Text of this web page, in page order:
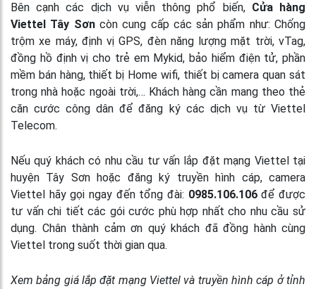
Bên cạnh các dịch vụ viễn thông phổ biến, Cửa hàng
Viettel Tây Sơn còn cung cấp các sản phẩm như: Chống
trộm xe máy, định vị GPS, đèn năng lượng mặt trời, vTag,
đồng hồ định vị cho trẻ em Mykid, bảo hiểm điện tử, phần
mềm bán hàng, thiết bị Home wifi, thiết bị camera quan sát
trong nhà hoặc ngoài trời,… Khách hàng cần mang theo thẻ
căn cước công dân để đăng ký các dịch vụ từ Viettel
Telecom.
Nếu quý khách có nhu cầu tư vấn lắp đặt mạng Viettel tại
huyện Tây Sơn hoặc đăng ký truyền hình cáp, camera
Viettel hãy gọi ngay đến tổng đài: 0985.106.106để được
tư vấn chi tiết các gói cước phù hợp nhất cho nhu cầu sử
dụng. Chân thành cảm ơn quý khách đã đồng hành cùng
Viettel trong suốt thời gian qua.
Xem bảng giá lắp đặt mạng Viettel và truyền hình cáp ở tỉnh